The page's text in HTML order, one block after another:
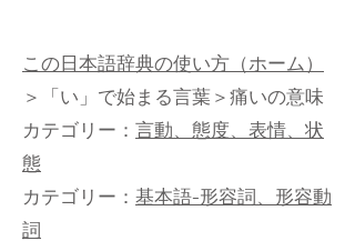
この日本語辞典の使い方（ホーム）
＞ 「い」で始まる言葉＞痛いの意味
カテゴリー： 言動、態度、表情、状
態
カテゴリー： 基本語-形容詞、形容動
詞